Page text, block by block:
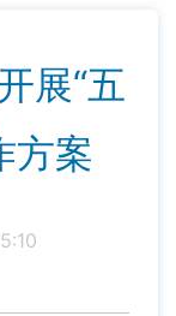
展“五
方案